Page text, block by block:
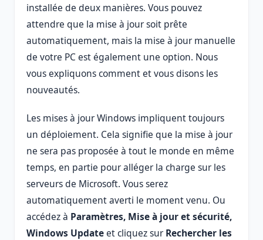
installée de deux manières. Vous pouvez
attendre que la mise à jour soit prête
automatiquement, mais la mise à jour manuelle
de votre PC est également une option. Nous
vous expliquons comment et vous disons les
nouveautés.
Les mises à jour Windows impliquent toujours
un déploiement. Cela signifie que la mise à jour
ne sera pas proposée à tout le monde en même
temps, en partie pour alléger la charge sur les
serveurs de Microsoft. Vous serez
automatiquement averti le moment venu. Ou
accédez à Paramètres, Mise à jour et sécurité,
Windows Updateet cliquez sur Rechercher les